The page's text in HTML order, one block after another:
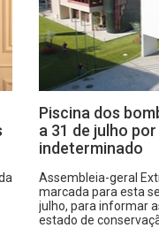
Piscina dos
a 31 de julho
indeterminado
Assembleia-geral
marcada para esta
julho, para informar
estado de